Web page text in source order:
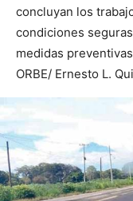
concluyan los
condiciones
medidas
ORBE/ Ernesto L.